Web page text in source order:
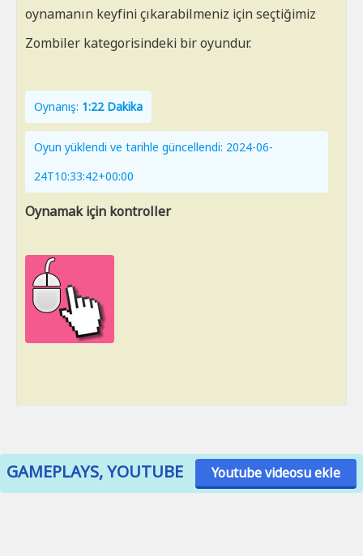
oynamanın keyfini çıkarabilmeniz için seçtiğimiz
Zombiler kategorisindeki bir oyundur.
Oynanış: 1:22 Dakika
Oyun yüklendi ve tarihle güncellendi: 2024-06-
24T10:33:42+00:00
Oynamak için kontroller
GAMEPLAYS, YOUTUBE Youtube videosu ekle